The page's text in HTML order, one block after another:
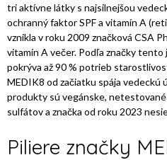
tri aktívne látky s najsilnejšou
ochranný faktor SPF a vitamín A
vznikla v roku 2009 značková CSA
vitamín A večer. Podľa značky
pokrýva až 90 % potrieb
MEDIK8 od začiatku spája vedeckú
produkty sú vegánske, netestované
sulfátov a značka od roku 2023
Piliere značky